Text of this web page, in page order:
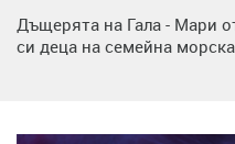
Дъщерята на Гала - Мари
си деца на семейна
Димов издадоха своето